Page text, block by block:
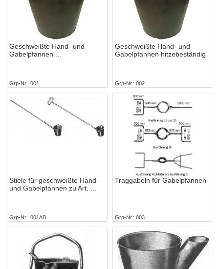
Geschweißte Hand- und
Gabelpfannen
Grp-Nr. 001
Geschweißte Hand- und
Gabelpfannen hitzebeständig
Grp-Nr. 002
Stiele für geschweißte Hand-
und Gabelpfannen zu Art.
Grp-Nr. 001AB
Traggabeln für Gabelpfannen
Grp-Nr. 003